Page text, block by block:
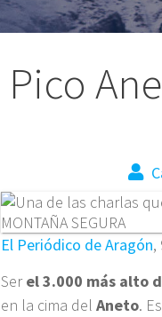
Pico
El Periódico de Aragón,
Serel 3.000 más alto
en la cima delAneto.